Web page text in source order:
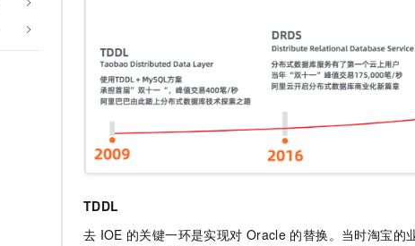
TDDL
去 IOE 的关键一环是实现对 Oracle 的替换。当时淘宝的